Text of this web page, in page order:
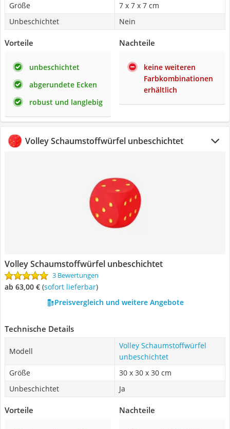
Größe
7 x 7 x 7 cm
Unbeschichtet
Nein
Vorteile
unbeschichtet
abgerundete Ecken
robust und langlebig
Nachteile
keine weiteren
Farbkombinationen
erhältlich
Volley Schaumstoffwürfel unbeschichtet
Volley Schaumstoffwürfel unbeschichtet
3 Bewertungen
ab 63,00 € ( Sofort lieferbar)
Preisvergleich und weitere Angebote
Technische Details
Modell
Volley Schaumstoffwürfel
unbeschichtet
Größe
30 x 30 x 30 cm
Unbeschichtet
Ja
Vorteile Nachteile